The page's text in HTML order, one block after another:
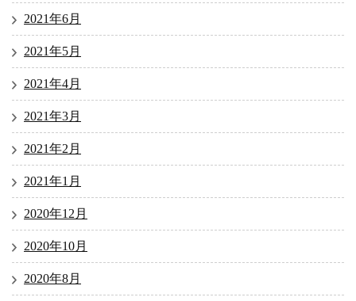
2021年6月
2021年5月
2021年4月
2021年3月
2021年2月
2021年1月
2020年12月
2020年10月
2020年8月